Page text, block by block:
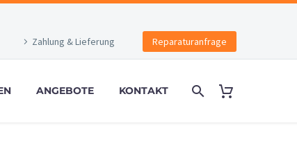
Zahlung & Lieferung Reparaturanfrage
ANGEBOTE KONTAKT